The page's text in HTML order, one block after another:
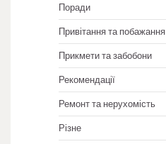
Поради
Привітання та побажання
Прикмети та забобони
Рекомендації
Ремонт та нерухомість
Різне